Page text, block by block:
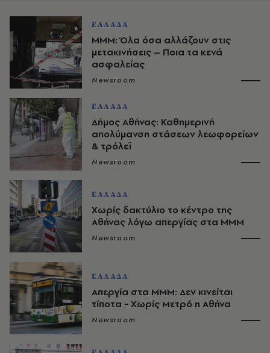
ΕΛΛΑΔΑ
ΜΜΜ: Όλα όσα αλλάζουν στις
μετακινήσεις – Ποια τα κενά
ασφαλείας
Newsroom
ΕΛΛΑΔΑ
Δήμος Αθήνας: Καθημερινή
απολύμανση στάσεων λεωφορείων
& τρόλεϊ
Newsroom
ΕΛΛΑΔΑ
Χωρίς δακτύλιο το κέντρο της
Αθήνας λόγω απεργίας στα ΜΜΜ
Newsroom
ΕΛΛΑΔΑ
Απεργία στα ΜΜΜ: Δεν κινείται
τίποτα - Χωρίς Μετρό η Αθήνα
Newsroom